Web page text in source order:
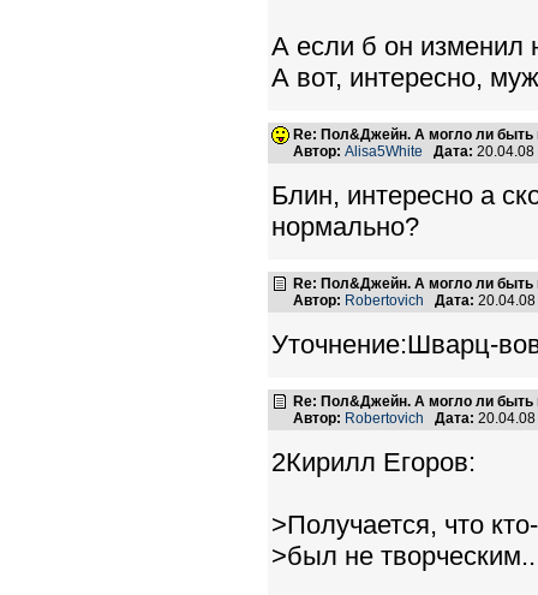
А если б он изменил
А вот, интересно,
Re: Пол&Джейн. А могло ли быть
Автор: Alisa5White Дата:
Блин, интересно а
нормально?
Re: Пол&Джейн. А могло ли быть
Автор: Robertovich Дата:
Уточнение:Шварц-
Re: Пол&Джейн. А могло ли быть
Автор: Robertovich Дата:
2Кирилл Егоров:
>Получается, что
>был не